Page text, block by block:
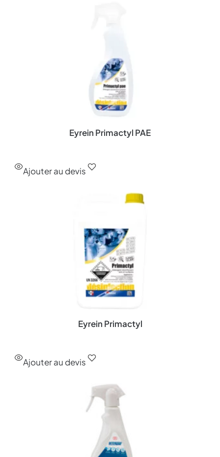
Eyrein Primactyl PAE
Ajouter au devis
Eyrein Primactyl
Ajouter au devis